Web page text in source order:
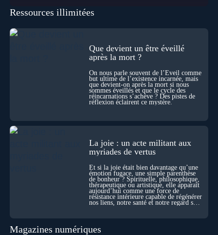
les pensées d’autrui ? Que deviennent l’espace, le temps… et
disparaître ? Au fil de cet échange, Nicolas raconte ses
expériences les plus troublantes : visions vérifiées,
explorations du cosmos, présence d’autres consciences
durant ses sorties, protocoles scientifiques… et toujours, cette
sensation étrange d’être relié à bien plus vaste que lui-même
Sans doute. Mais encore faut-il accepter d’explorer ces
territoires avec lucidité, et rigueur…
Ressources illimitées
Que devient un être éveillé
après la mort ?
On nous parle souvent de l’Éveil comme
but ultime de l’existence incarnée, mais
que devient-on après la mort si nous
sommes éveillés et que le cycle des
réincarnations s’achève ? Des pistes de
réflexion éclairent ce mystère.
La joie : un acte militant aux
myriades de vertus
Et si la joie était bien davantage qu’une
émotion fugace, une simple parenthèse
de bonheur ? Spirituelle, philosophique,
thérapeutique ou artistique, elle apparaît
aujourd’hui comme une force de
résistance intérieure capable de régénérer
nos liens, notre santé et notre regard sur
Magazines numériques